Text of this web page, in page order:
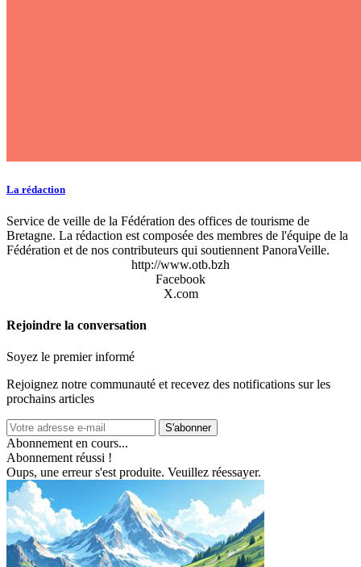
La rédaction
Service de veille de la Fédération des offices de tourisme de
Bretagne. La rédaction est composée des membres de l'équipe de la
Fédération et de nos contributeurs qui soutiennent PanoraVeille.
http://www.otb.bzh
Facebook
X.com
Rejoindre la conversation
Soyez le premier informé
Rejoignez notre communauté et recevez des notifications sur les
prochains articles
S'abonner
Abonnement en cours...
Abonnement réussi !
Oups, une erreur s'est produite. Veuillez réessayer.